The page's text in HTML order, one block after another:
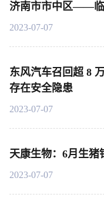
济南市市中区——临
2023-07-07
东风汽车召回超 8
存在安全隐患
2023-07-07
天康生物：6月生猪
2023-07-07